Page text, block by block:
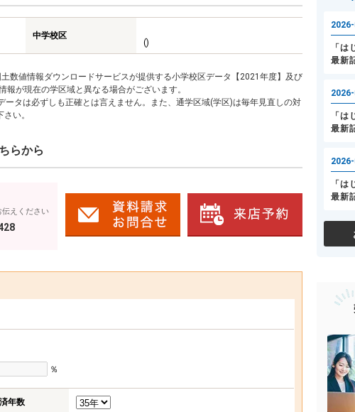
中学校区
()
数値情報ダウンロードサービスが提供する小学校区データ【2021年度】及び
が現在の学区域と異なる場合がございます。
タは必ずしも正確とは言えません。また、通学区域(学区)は毎年見直しの対
い。
らから
伝えください
％
年数